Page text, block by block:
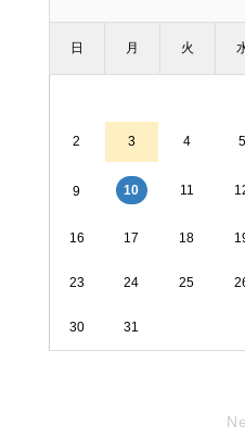
日 月 火
2 3 4 5
9 10 11
16 17 18
23 24 25
30 31